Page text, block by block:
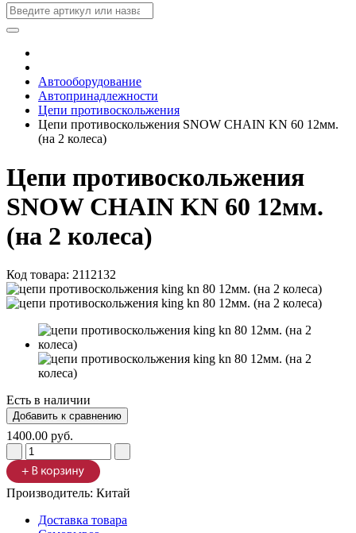
Автооборудование
Автопринадлежности
Цепи противоскольжения
Цепи противоскольжения SNOW CHAIN KN 60 12мм.
(на 2 колеса)
Цепи противоскольжения
SNOW CHAIN KN 60 12мм.
(на 2 колеса)
Код товара: 2112132
Есть в наличии
1400.00 руб.
Производитель: Китай
Доставка товара